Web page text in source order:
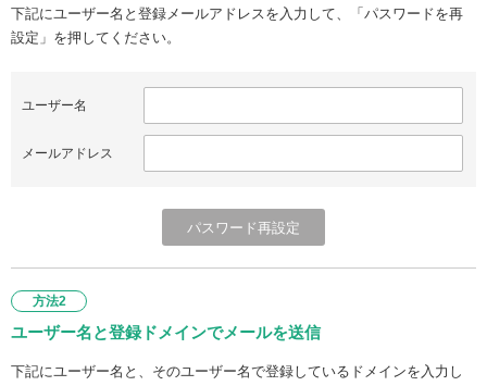
下記にユーザー名と登録メールアドレスを入力して、「パスワードを再
設定」を押してください。
ユーザー名
メールアドレス
方法2
ユーザー名と登録ドメインでメールを送信
下記にユーザー名と、そのユーザー名で登録しているドメインを入力し